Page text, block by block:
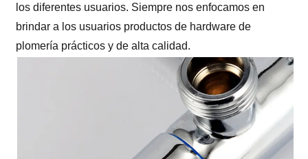
los diferentes usuarios. Siempre nos enfocamos en
brindar a los usuarios productos de hardware de
plomería prácticos y de alta calidad.